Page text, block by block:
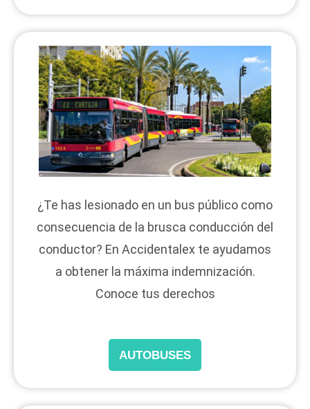
¿Te has lesionado en un bus público como
consecuencia de la brusca conducción del
conductor? En Accidentalex te ayudamos
a obtener la máxima indemnización.
Conoce tus derechos
AUTOBUSES